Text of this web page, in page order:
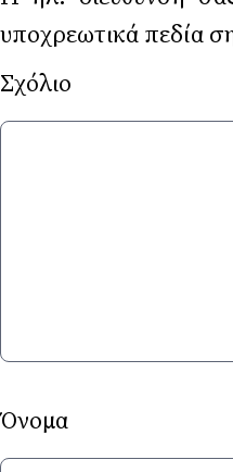
υποχρεωτικά πεδία